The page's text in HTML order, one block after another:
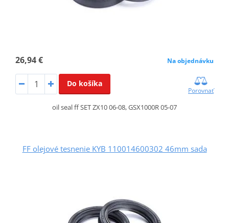
26,94 € Na objednávku
Do košíka
Porovnať
oil seal ff SET ZX10 06-08, GSX1000R 05-07
FF olejové tesnenie KYB 110014600302 46mm sada